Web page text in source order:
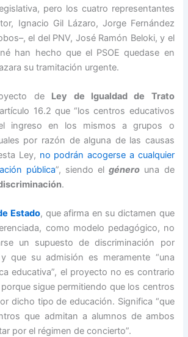
pero los cuatro representantes
Ignacio Gil Lázaro, Jorge Fernández
el del PNV, José Ramón Beloki, y el
han hecho que el PSOE quedase en
su tramitación urgente.
de Ley de Igualdad de Trato
16.2 que “los centros educativos
ingreso en los mismos a grupos o
por razón de alguna de las causas
Ley, no podrán acogerse a cualquier
pública”, siendo elgénero una de
.
Estado, que afirma en su dictamen que
como modelo pedagógico, no
un supuesto de discriminación por
que su admisión es meramente “una
educativa”, el proyecto no es contrario
sigue permitiendo que los centros
dicho tipo de educación. Significa “que
que admitan a alumnos de ambos
por el régimen de concierto”.